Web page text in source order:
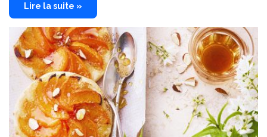
Lire la suite »